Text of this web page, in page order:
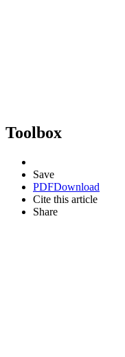
Toolbox
Save
PDFDownload
Cite this article
Share